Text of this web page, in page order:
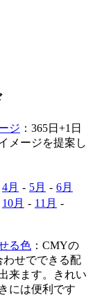
ジ ：365日+1日
メージを提案し
4月 - 5月 - 6月
10月 - 11月 -
る色 ：CMYの
わせでできる配
来ます。きれい
には便利です